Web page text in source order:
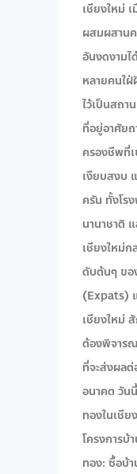
เชียงใหม่
ผสมผสาน
อันงดงามไ
หลายคนใ
ไว้เป็นสถา
ที่อยู่อาศัยถ
ครองชีพที่
เงียบสงบ
ครัน ทั้งโร
นานาชาติ
เชียงใหม่ก
ดับต้นๆ ขอ
(Expats)
เชียงใหม่
ต้องพิจารณ
ที่จะส่งผล
อนาคต วัน
ทองในเชีย
โครงการบ้
ทอง: ซื้อบ้า